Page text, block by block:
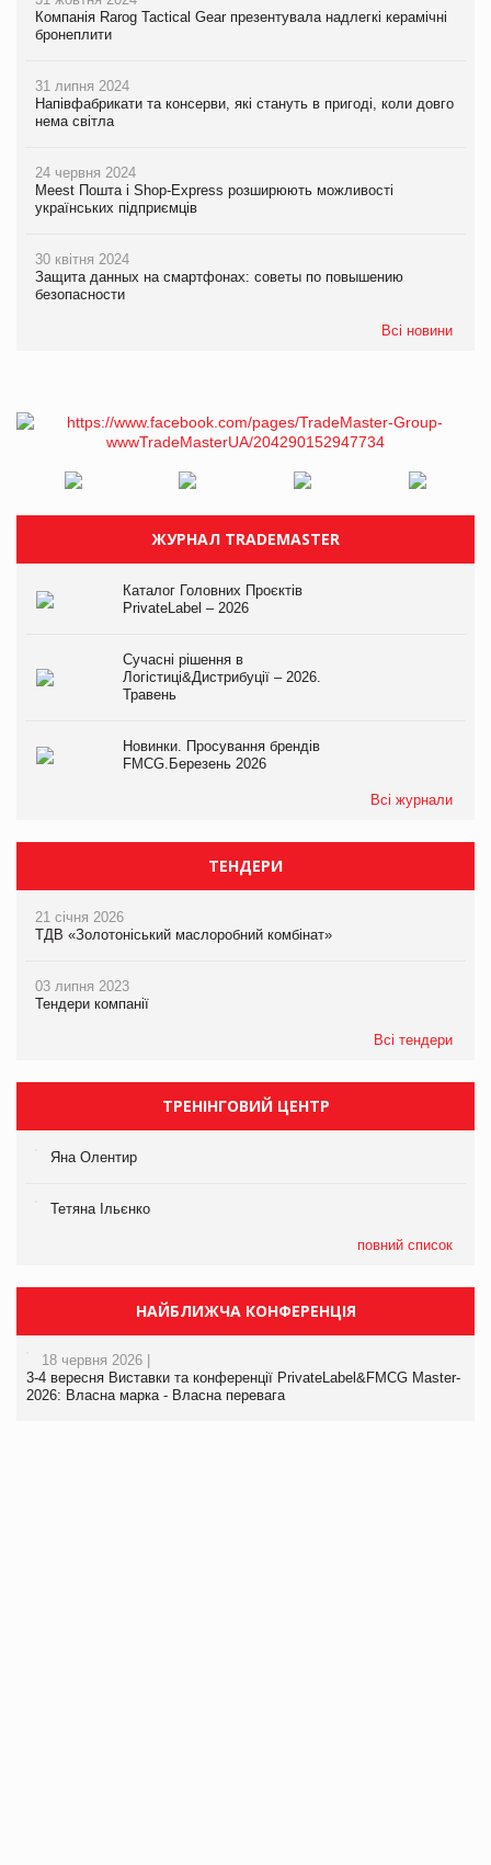
Компанія Rarog Tactical Gear презентувала надлегкі керамічні
бронеплити
31 липня 2024
Напівфабрикати та консерви, які стануть в пригоді, коли довго
нема світла
24 червня 2024
Meest Пошта і Shop-Express розширюють можливості
українських підприємців
30 квітня 2024
Защита данных на смартфонах: советы по повышению
безопасности
Всі новини
ЖУРНАЛ TRADEMASTER
Каталог Головних Проєктів
PrivateLabel – 2026
Сучасні рішення в
Логістиці&Дистрибуції – 2026.
Травень
Новинки. Просування брендів
FMCG.Березень 2026
Всі журнали
ТЕНДЕРИ
21 січня 2026
ТДВ «Золотоніський маслоробний комбінат»
03 липня 2023
Тендери компанії
Всі тендери
ТРЕНІНГОВИЙ ЦЕНТР
Яна Олентир
Тетяна Ільєнко
повний список
НАЙБЛИЖЧА КОНФЕРЕНЦІЯ
18 червня 2026 |
3-4 вересня Виставки та конференції PrivateLabel&FMCG Master-
2026: Власна марка - Власна перевага